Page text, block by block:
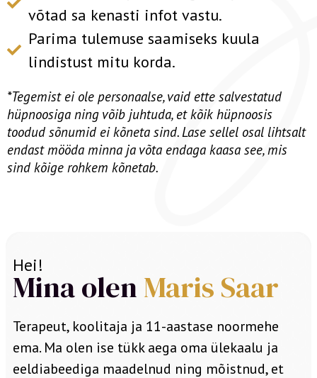
võtad sa kenasti infot vastu.
Parima tulemuse saamiseks kuula
lindistust mitu korda.
*Tegemist ei ole personaalse, vaid ette salvestatud
hüpnoosiga ning võib juhtuda, et kõik hüpnoosis
toodud sõnumid ei kõneta sind. Lase sellel osal lihtsalt
endast mööda minna ja võta endaga kaasa see, mis
sind kõige rohkem kõnetab.
Hei!
Mina olenMaris Saar
Terapeut, koolitaja ja 11-aastase noormehe
ema. Ma olen ise tükk aega oma ülekaalu ja
eeldiabeediga maadelnud ning mõistnud, et